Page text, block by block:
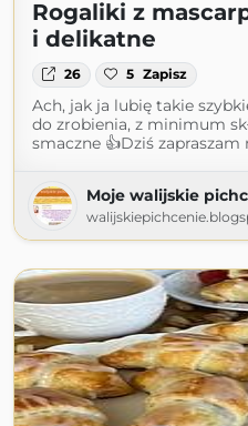
Rogaliki z
i delikatne
26 5 Zapisz
Ach, jak ja lubię takie
do zrobienia, z minimum
smaczne 👍Dziś zapraszam
Moje walijskie